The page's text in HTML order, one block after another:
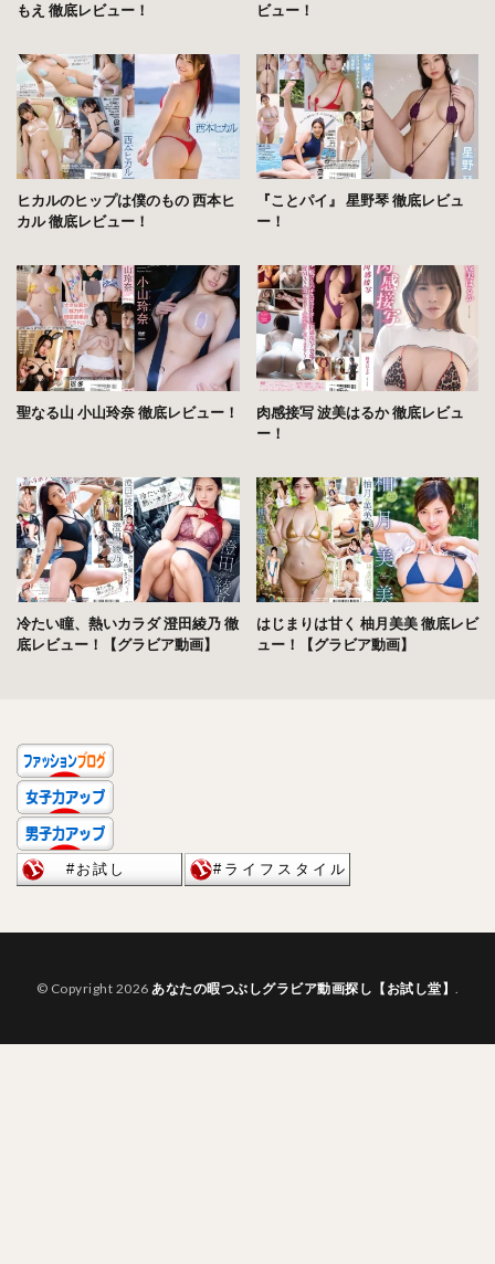
もえ 徹底レビュー！
ビュー！
ヒカルのヒップは僕のもの 西本ヒ
カル 徹底レビュー！
『ことパイ』 星野琴 徹底レビュ
ー！
聖なる山 小山玲奈 徹底レビュー！
肉感接写 波美はるか 徹底レビュ
ー！
冷たい瞳、熱いカラダ 澄田綾乃 徹
底レビュー！【グラビア動画】
はじまりは甘く 柚月美美 徹底レビ
ュー！【グラビア動画】
© Copyright 2026 あなたの暇つぶしグラビア動画探し【お試し堂】 .